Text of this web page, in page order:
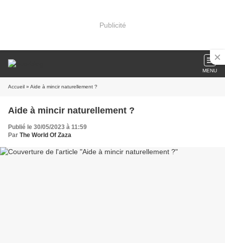
Publicité
MENU
Accueil » Aide à mincir naturellement ?
Aide à mincir naturellement ?
Publié le 30/05/2023 à 11:59
Par The World Of Zaza